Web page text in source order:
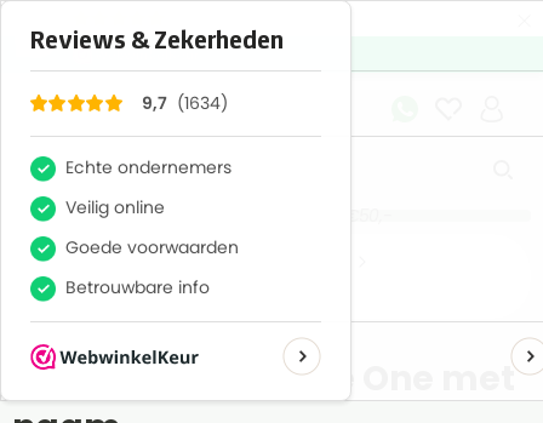
9,7
Gratis verzenden boven €50,-
Home
1e verjaardag shirts
Verjaardags shirtje One met